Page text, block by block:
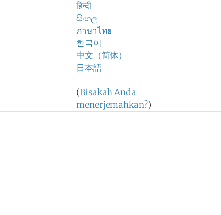
हिन्दी
සිංහල
ภาษาไทย
한국어
中文（简体）
日本語
(Bisakah Anda
menerjemahkan?)